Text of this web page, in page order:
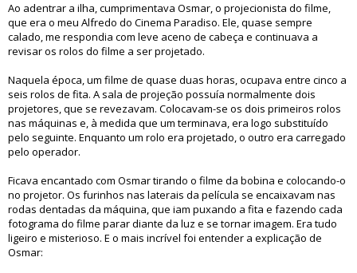
Ao adentrar a ilha, cumprimentava Osmar, o projecionista do filme,
que era o meu Alfredo do Cinema Paradiso. Ele, quase sempre
calado, me respondia com leve aceno de cabeça e continuava a
revisar os rolos do filme a ser projetado.
Naquela época, um filme de quase duas horas, ocupava entre cinco a
seis rolos de fita. A sala de projeção possuía normalmente dois
projetores, que se revezavam. Colocavam-se os dois primeiros rolos
nas máquinas e, à medida que um terminava, era logo substituído
pelo seguinte. Enquanto um rolo era projetado, o outro era carregado
pelo operador.
Ficava encantado com Osmar tirando o filme da bobina e colocando-o
no projetor. Os furinhos nas laterais da película se encaixavam nas
rodas dentadas da máquina, que iam puxando a fita e fazendo cada
fotograma do filme parar diante da luz e se tornar imagem. Era tudo
ligeiro e misterioso. E o mais incrível foi entender a explicação de
Osmar: